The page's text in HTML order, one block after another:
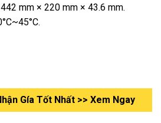
mm × 220 mm × 43.6 mm.
Gía Tốt Nhất >> Xem Ngay